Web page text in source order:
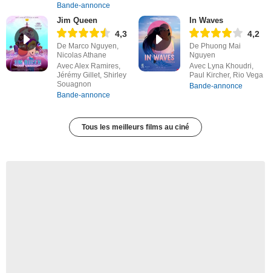
Bande-annonce
Jim Queen
4,3
De Marco Nguyen,
Nicolas Athane
Avec Alex Ramires,
Jérémy Gillet, Shirley
Souagnon
Bande-annonce
In Waves
4,2
De Phuong Mai
Nguyen
Avec Lyna Khoudri,
Paul Kircher, Rio Vega
Bande-annonce
Tous les meilleurs films au ciné